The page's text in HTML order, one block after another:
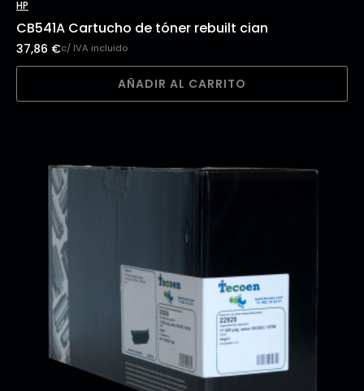
HP
CB541A Cartucho de tóner rebuilt cian
37,86 €c/ IVA incluido
AÑADIR AL CARRITO